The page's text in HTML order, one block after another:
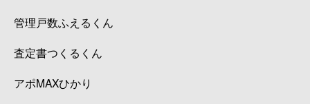
管理戸数ふえるくん
査定書つくるくん
アポMAXひかり